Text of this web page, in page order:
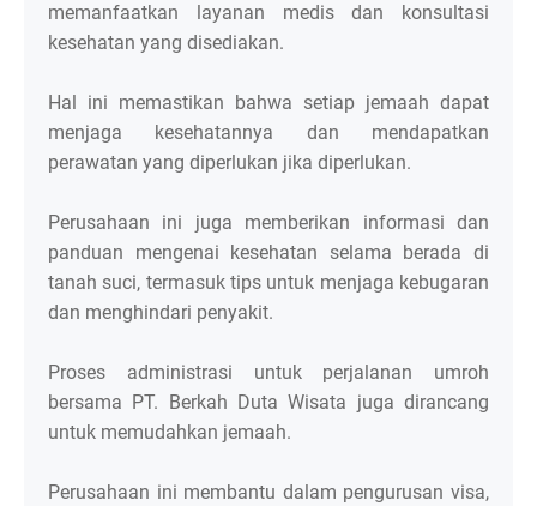
memanfaatkan layanan medis dan konsultasi
kesehatan yang disediakan.
Hal ini memastikan bahwa setiap jemaah dapat
menjaga kesehatannya dan mendapatkan
perawatan yang diperlukan jika diperlukan.
Perusahaan ini juga memberikan informasi dan
panduan mengenai kesehatan selama berada di
tanah suci, termasuk tips untuk menjaga kebugaran
dan menghindari penyakit.
Proses administrasi untuk perjalanan umroh
bersama PT. Berkah Duta Wisata juga dirancang
untuk memudahkan jemaah.
Perusahaan ini membantu dalam pengurusan visa,